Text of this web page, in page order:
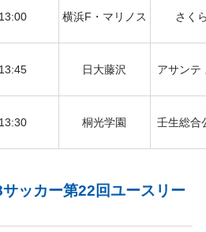
13:00 横浜F・マリノス さく
13:45 日大藤沢 アサンテ
13:30 桐光学園 壬生総合
サッカー第22回ユースリー